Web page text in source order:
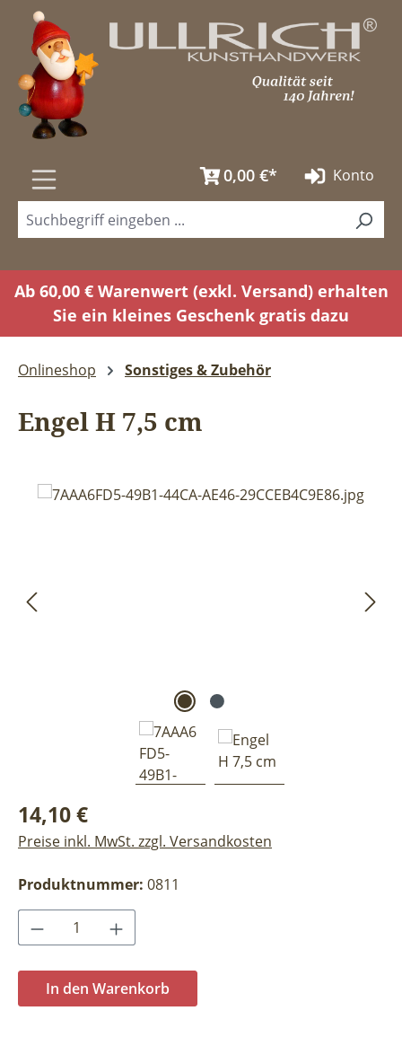
Zum Hauptinhalt springen
0,00 €* Konto
Ab 60,00 € Warenwert (exkl. Versand) erhalten
Sie ein kleines Geschenk gratis dazu
Onlineshop Sonstiges & Zubehör
Engel H 7,5 cm
Bildergalerie überspringen
Regulärer Preis:
14,10 €
Preise inkl. MwSt. zzgl. Versandkosten
Produktnummer: 0811
Produkt Anzahl: Gib den gewünschten
In den Warenkorb